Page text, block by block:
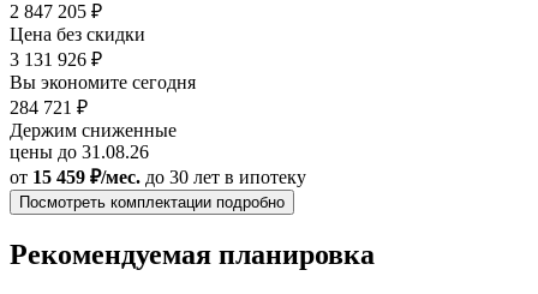
2 847 205 ₽
Цена без скидки
3 131 926 ₽
Вы экономите сегодня
284 721 ₽
Держим сниженные
цены до 31.08.26
от 15 459 ₽/мес. до 30 лет в ипотеку
Посмотреть комплектации подробно
Рекомендуемая планировка